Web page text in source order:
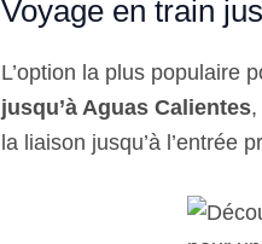
Voyage en train
L’option la plus populaire
jusqu’à Aguas Calientes
la liaison jusqu’à l’entrée